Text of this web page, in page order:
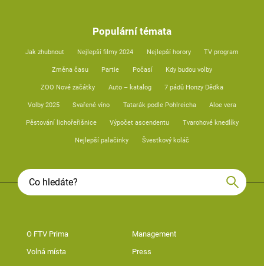
Populární témata
Jak zhubnout Nejlepší filmy 2024 Nejlepší horory TV program
Změna času Partie Počasí Kdy budou volby
ZOO Nové začátky Auto – katalog 7 pádů Honzy Dědka
Volby 2025 Svařené víno Tatarák podle Pohlreicha Aloe vera
Pěstování lichořeřišnice Výpočet ascendentu Tvarohové knedlíky
Nejlepší palačinky Švestkový koláč
O FTV Prima Management
Volná místa Press